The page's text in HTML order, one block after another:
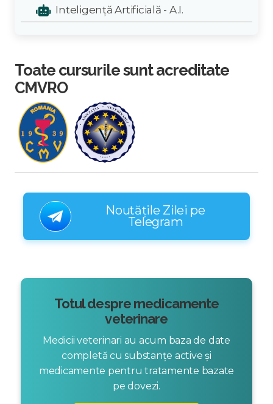
Inteligență Artificială - A.I.
Toate cursurile sunt acreditate
CMVRO
Noutățile Zilei pe
Telegram
Totul despre medicamente
veterinare
Medicii veterinari au acum baza de date
completă cu substanțe active și
medicamente pentru tratamente bazate
pe dovezi.